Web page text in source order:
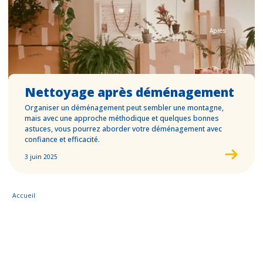
Après
Nettoyage après déménagement
Organiser un déménagement peut sembler une montagne,
mais avec une approche méthodique et quelques bonnes
astuces, vous pourrez aborder votre déménagement avec
confiance et efficacité.
3 juin 2025
Accueil